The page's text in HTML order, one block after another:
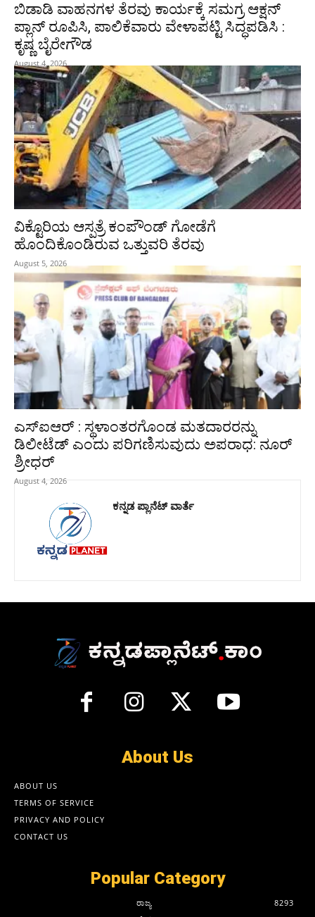
ಬಿಡಾಡಿ ವಾಹನಗಳ ತೆರವು ಕಾರ್ಯಕ್ಕೆ ಸಮಗ್ರ ಆಕ್ಷನ್
ಪ್ಲಾನ್ ರೂಪಿಸಿ, ಪಾಲಿಕೆವಾರು ವೇಳಾಪಟ್ಟಿ ಸಿದ್ಧಪಡಿಸಿ :
ಕೃಷ್ಣ ಬೈರೇಗೌಡ
August 4, 2026
ವಿಕ್ಟೊರಿಯ ಆಸ್ಪತ್ರೆ ಕಂಪೌಂಡ್ ಗೋಡೆಗೆ
ಹೊಂದಿಕೊಂಡಿರುವ ಒತ್ತುವರಿ ತೆರವು
August 5, 2026
ಎಸ್‌ಐಆರ್ : ಸ್ಥಳಾಂತರಗೊಂಡ ಮತದಾರರನ್ನು
ಡಿಲೀಟೆಡ್ ಎಂದು ಪರಿಗಣಿಸುವುದು ಅಪರಾಧ: ನೂರ್
ಶ್ರೀಧರ್
August 4, 2026
ಕನ್ನಡ ಪ್ಲಾನೆಟ್ ವಾರ್ತೆ
About Us
ABOUT US
TERMS OF SERVICE
PRIVACY AND POLICY
CONTACT US
Popular Category
ರಾಜ್ಯ
8293